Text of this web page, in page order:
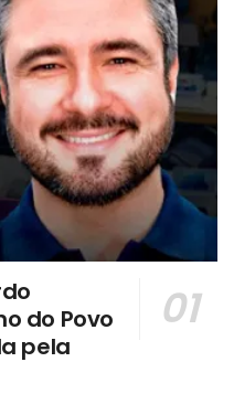
do Povo
pela